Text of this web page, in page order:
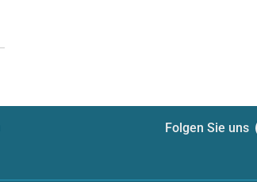
Folgen Sie uns